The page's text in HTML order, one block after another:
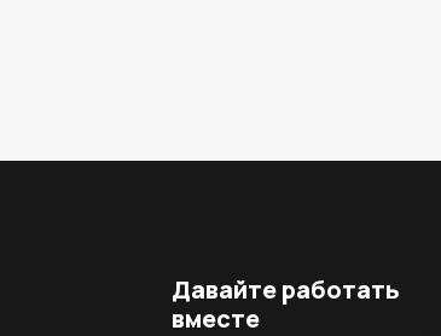
Давайте работать
вместе